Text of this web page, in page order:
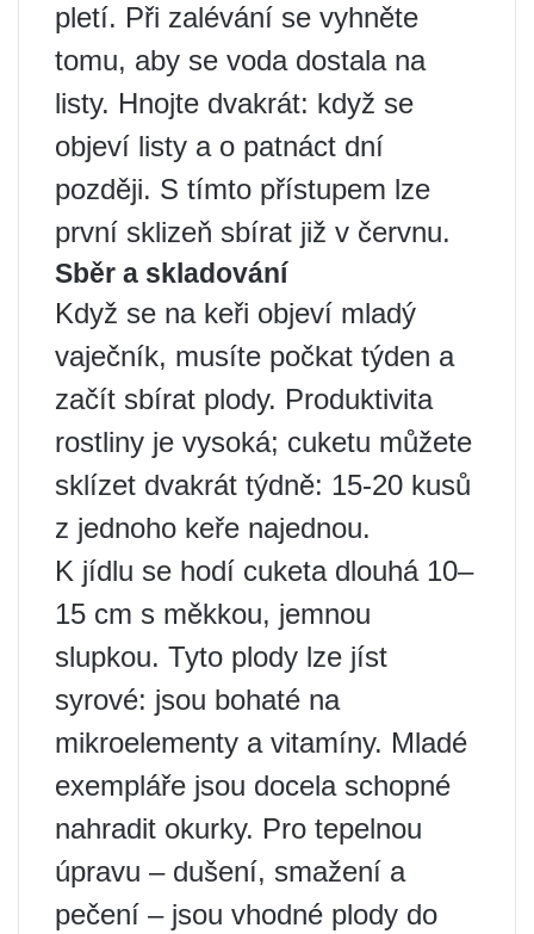
pletí. Při zalévání se vyhněte
tomu, aby se voda dostala na
listy. Hnojte dvakrát: když se
objeví listy a o patnáct dní
později. S tímto přístupem lze
první sklizeň sbírat již v červnu.
Sběr a skladování
Když se na keři objeví mladý
vaječník, musíte počkat týden a
začít sbírat plody. Produktivita
rostliny je vysoká; cuketu můžete
sklízet dvakrát týdně: 15-20 kusů
z jednoho keře najednou.
K jídlu se hodí cuketa dlouhá 10–
15 cm s měkkou, jemnou
slupkou. Tyto plody lze jíst
syrové: jsou bohaté na
mikroelementy a vitamíny. Mladé
exempláře jsou docela schopné
nahradit okurky. Pro tepelnou
úpravu – dušení, smažení a
pečení – jsou vhodné plody do